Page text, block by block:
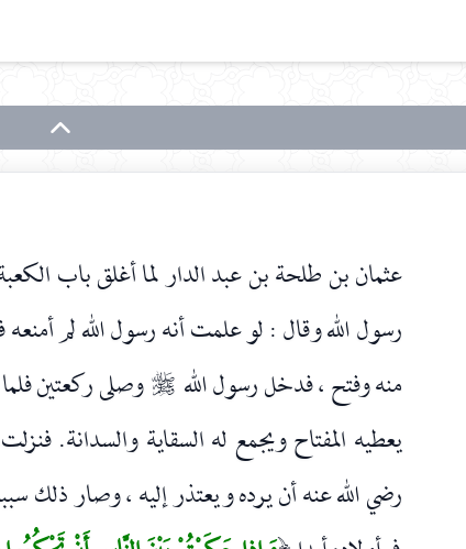
عثمان بن طلحة بن عبد الدار لما أغلق باب
رسول الله وقال : لو علمت أنه رسول الله لم
منه وفتح ، فدخل رسول الله صلى‌الله‌عليه‌وسلم وصلى ركعتين
يعطيه المفتاح ويجمع له السقاية والسدانة.
رضي الله عنه أن يرده ويعتذر إليه ، وصار ذلك